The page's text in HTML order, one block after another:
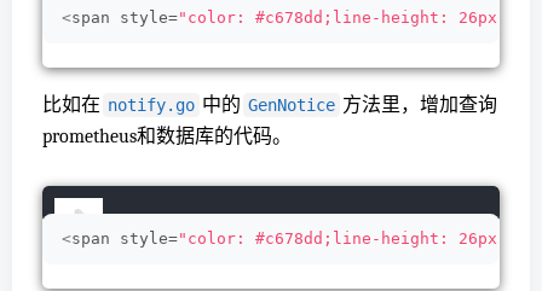
<span style="color: #c678dd;line-height: 26px;"
比如在 notify.go 中的 GenNotice 方法里，增加查询
prometheus和数据库的代码。
<span style="color: #c678dd;line-height: 26px;"